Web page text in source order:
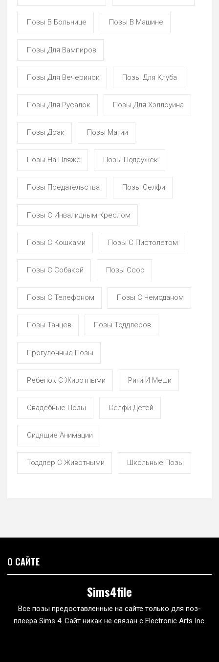
Позы В Больнице Позы В Машине
Позы Для Вампиров
Позы Для Вечеринок Позы Для Клуба
Позы Для Русалок Позы Для Хэллоуина
Позы Драк Позы Магии
Позы На Пляже Позы Подружек
Позы Предательства Позы Селфи
Позы С Инвалидным Креслом
Позы С Кошками Позы С Пистолетом
Позы С Собакой Позы Ссор
Позы С Телефоном Позы С Чемоданом
Позы Танцев Позы Тоддлеров
Прогулочные Позы
Ребенок С Животными Риги И Меши
Свадебные Позы Селфи Детей
Сидящие Анимации
Тоддлер С Животными Школьные Позы
О САЙТЕ
Sims4file
Все позы предоставленные на сайте только для поз-
плеера Sims 4. Сайт никак не связан с Electronic Arts Inc.